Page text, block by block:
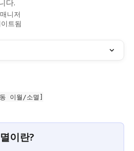
다.
니저
트됨
이월/소멸]
이란?